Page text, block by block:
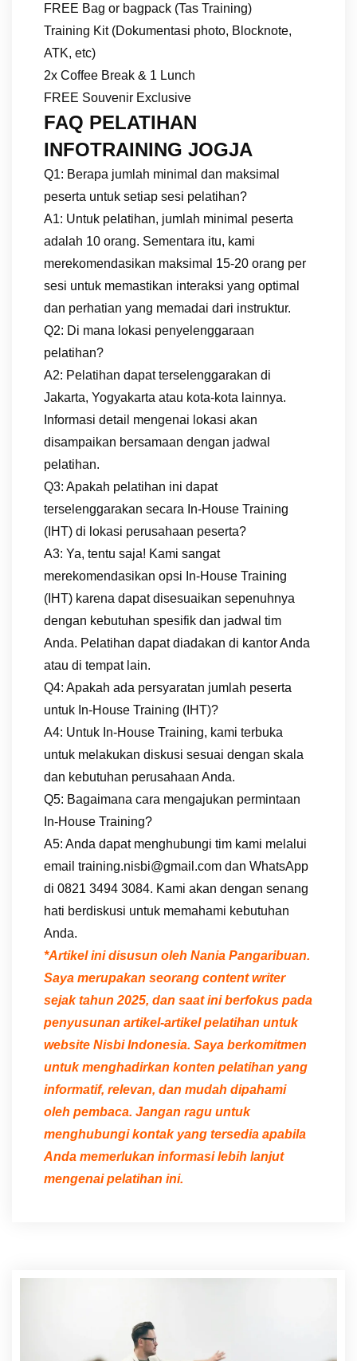
FREE Bag or bagpack (Tas Training)
Training Kit (Dokumentasi photo, Blocknote,
ATK, etc)
2x Coffee Break & 1 Lunch
FREE Souvenir Exclusive
FAQ PELATIHAN
INFOTRAINING JOGJA
Q1: Berapa jumlah minimal dan maksimal
peserta untuk setiap sesi pelatihan?
A1: Untuk pelatihan, jumlah minimal peserta
adalah 10 orang. Sementara itu, kami
merekomendasikan maksimal 15-20 orang per
sesi untuk memastikan interaksi yang optimal
dan perhatian yang memadai dari instruktur.
Q2: Di mana lokasi penyelenggaraan
pelatihan?
A2: Pelatihan dapat terselenggarakan di
Jakarta, Yogyakarta atau kota-kota lainnya.
Informasi detail mengenai lokasi akan
disampaikan bersamaan dengan jadwal
pelatihan.
Q3: Apakah pelatihan ini dapat
terselenggarakan secara In-House Training
(IHT) di lokasi perusahaan peserta?
A3: Ya, tentu saja! Kami sangat
merekomendasikan opsi In-House Training
(IHT) karena dapat disesuaikan sepenuhnya
dengan kebutuhan spesifik dan jadwal tim
Anda. Pelatihan dapat diadakan di kantor Anda
atau di tempat lain.
Q4: Apakah ada persyaratan jumlah peserta
untuk In-House Training (IHT)?
A4: Untuk In-House Training, kami terbuka
untuk melakukan diskusi sesuai dengan skala
dan kebutuhan perusahaan Anda.
Q5: Bagaimana cara mengajukan permintaan
In-House Training?
A5: Anda dapat menghubungi tim kami melalui
email training.nisbi@gmail.com dan WhatsApp
di 0821 3494 3084. Kami akan dengan senang
hati berdiskusi untuk memahami kebutuhan
Anda.
*Artikel ini disusun oleh Nania Pangaribuan.
Saya merupakan seorang content writer
sejak tahun 2025, dan saat ini berfokus pada
penyusunan artikel-artikel pelatihan untuk
website Nisbi Indonesia. Saya berkomitmen
untuk menghadirkan konten pelatihan yang
informatif, relevan, dan mudah dipahami
oleh pembaca. Jangan ragu untuk
menghubungi kontak yang tersedia apabila
Anda memerlukan informasi lebih lanjut
mengenai pelatihan ini.